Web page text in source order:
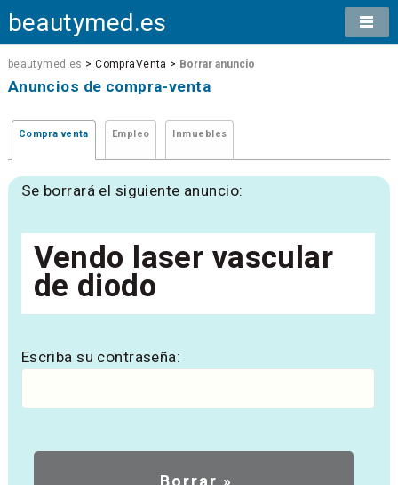
beautymed.es
beautymed.es > CompraVenta > Borrar anuncio
Anuncios de compra-venta
Compra venta Empleo Inmuebles
Se borrará el siguiente anuncio:
Vendo laser vascular
de diodo
Escriba su contraseña: